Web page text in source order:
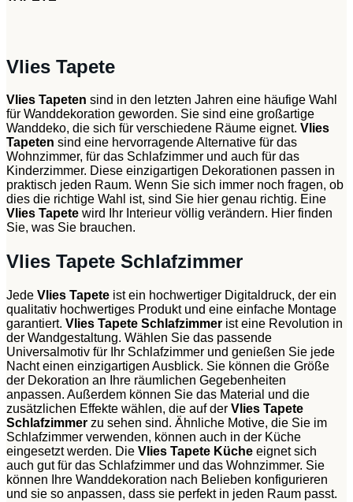
Vlies Tapete
Vlies Tapeten sind in den letzten Jahren eine häufige Wahl
für Wanddekoration geworden. Sie sind eine großartige
Wanddeko, die sich für verschiedene Räume eignet. Vlies
Tapeten sind eine hervorragende Alternative für das
Wohnzimmer, für das Schlafzimmer und auch für das
Kinderzimmer. Diese einzigartigen Dekorationen passen in
praktisch jeden Raum. Wenn Sie sich immer noch fragen, ob
dies die richtige Wahl ist, sind Sie hier genau richtig. Eine
Vlies Tapete wird Ihr Interieur völlig verändern. Hier finden
Sie, was Sie brauchen.
Vlies Tapete Schlafzimmer
Jede Vlies Tapete ist ein hochwertiger Digitaldruck, der ein
qualitativ hochwertiges Produkt und eine einfache Montage
garantiert. Vlies Tapete Schlafzimmer ist eine Revolution in
der Wandgestaltung. Wählen Sie das passende
Universalmotiv für Ihr Schlafzimmer und genießen Sie jede
Nacht einen einzigartigen Ausblick. Sie können die Größe
der Dekoration an Ihre räumlichen Gegebenheiten
anpassen. Außerdem können Sie das Material und die
zusätzlichen Effekte wählen, die auf der Vlies Tapete
Schlafzimmer zu sehen sind. Ähnliche Motive, die Sie im
Schlafzimmer verwenden, können auch in der Küche
eingesetzt werden. Die Vlies Tapete Küche eignet sich
auch gut für das Schlafzimmer und das Wohnzimmer. Sie
können Ihre Wanddekoration nach Belieben konfigurieren
und sie so anpassen, dass sie perfekt in jeden Raum passt.